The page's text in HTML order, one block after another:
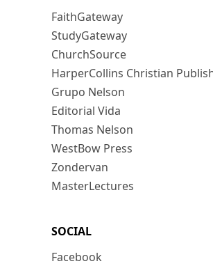
FaithGateway
StudyGateway
ChurchSource
HarperCollins Christian
Grupo Nelson
Editorial Vida
Thomas Nelson
WestBow Press
Zondervan
MasterLectures
SOCIAL
Facebook